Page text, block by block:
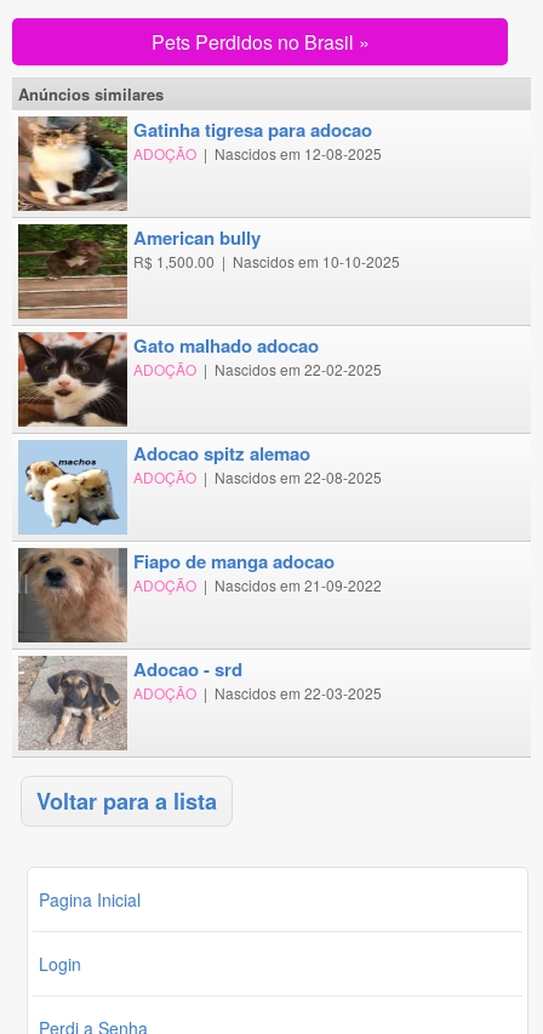
Pets Perdidos no Brasil »
Anúncios similares
gatinha tigresa para adocao
ADOÇÃO | Nascidos em 12-08-2025
american bully
R$ 1,500.00 | Nascidos em 10-10-2025
gato malhado adocao
ADOÇÃO | Nascidos em 22-02-2025
adocao spitz alemao
ADOÇÃO | Nascidos em 22-08-2025
fiapo de manga adocao
ADOÇÃO | Nascidos em 21-09-2022
adocao - srd
ADOÇÃO | Nascidos em 22-03-2025
Voltar para a lista
Pagina Inicial
Login
Perdi a Senha